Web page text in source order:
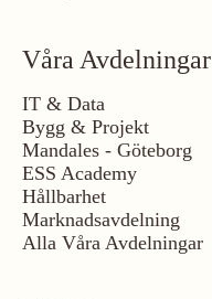
Våra Avdelningar
IT & Data
Bygg & Projekt
Mandales - Göteborg
ESS Academy
Hållbarhet
Marknadsavdelning
Alla Våra Avdelningar